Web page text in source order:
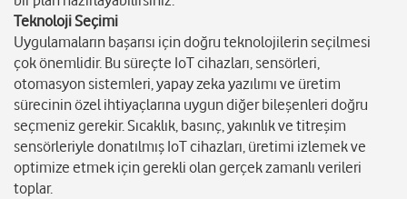
Teknoloji Seçimi
Uygulamaların başarısı için doğru teknolojilerin seçilmesi
çok önemlidir. Bu süreçte IoT cihazları, sensörleri,
otomasyon sistemleri, yapay zeka yazılımı ve üretim
sürecinin özel ihtiyaçlarına uygun diğer bileşenleri doğru
seçmeniz gerekir. Sıcaklık, basınç, yakınlık ve titreşim
sensörleriyle donatılmış IoT cihazları, üretimi izlemek ve
optimize etmek için gerekli olan gerçek zamanlı verileri
toplar.